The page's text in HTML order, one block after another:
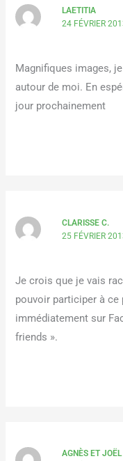
LAETITIA
24 FÉVRIER
Magnifiques images,
autour de moi. En
jour prochainement
CLARISSE C.
25 FÉVRIER
Je crois que je vais
pouvoir participer à
immédiatement sur
friends ».
AGNÈS ET JOËL